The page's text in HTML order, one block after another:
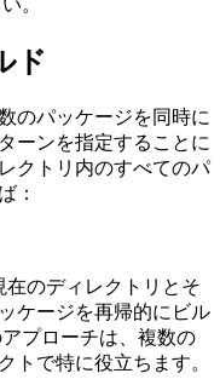
。
ド
のパッケージを同時に
ーンを指定することに
クトリ内のすべてのパ
：
在のディレクトリとそ
ケージを再帰的にビル
プローチは、複数の
トで特に役立ちます。